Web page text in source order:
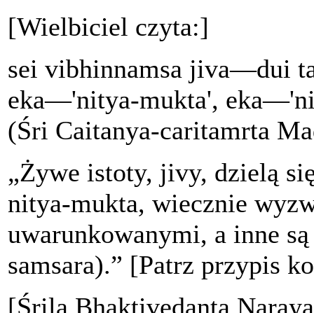
[Wielbiciel czyta:]
sei vibhinnamsa jiva—dui
eka—'nitya-mukta',
(Śri Caitanya-caritamrta
„Żywe istoty, jivy, dzielą
nitya-mukta, wiecznie
uwarunkowanymi, a inne
samsara).” [Patrz przypis
[Śrila Bhaktivedanta